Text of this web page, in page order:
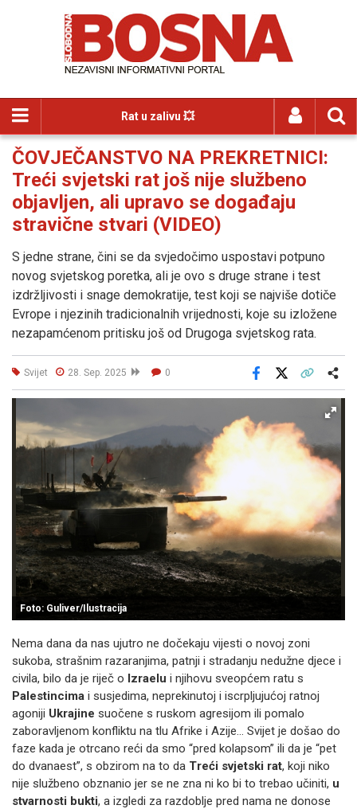
Rat u zalivu 💥
ČOVJEČANSTVO NA PREKRETNICI:
Treći svjetski rat još nije službeno
objavljen, ali upravo se događaju
stravične stvari (VIDEO)
S jedne strane, čini se da svjedočimo uspostavi potpuno
novog svjetskog poretka, ali je ovo s druge strane i test
izdržljivosti i snage demokratije, test koji se najviše dotiče
Evrope i njezinih tradicionalnih vrijednosti, koje su izložene
nezapamćenom pritisku još od Drugoga svjetskog rata.
Svijet 28. Sep. 2025 0
Facebook
Foto: Guliver/Ilustracija
Nema dana da nas ujutro ne dočekaju vijesti o novoj zoni
sukoba, strašnim razaranjima, patnji i stradanju nedužne djece i
civila, bilo da je riječ o Izraelu i njihovu sveopćem ratu s
Palestincima i susjedima, neprekinutoj i iscrpljujućoj ratnoj
agoniji Ukrajine suočene s ruskom agresijom ili pomalo
zaboravljenom konfliktu na tlu Afrike i Azije… Svijet je došao do
faze kada je otrcano reći da smo “pred kolapsom” ili da je “pet
do dvanaest”, s obzirom na to da Treći svjetski rat, koji niko
nije službeno obznanio jer se ne zna ni ko bi to trebao učiniti, u
stvarnosti bukti, a izgledi za razdoblje pred nama ne donose